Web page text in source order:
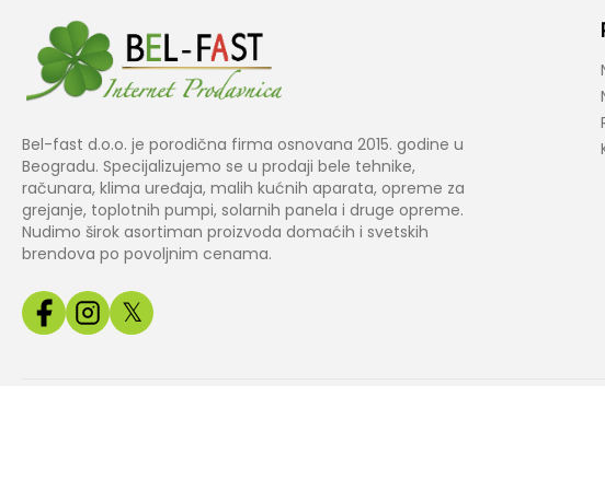
Bel-fast d.o.o. je porodična firma osnovana 2015. godine u
Beogradu. Specijalizujemo se u prodaji bele tehnike,
računara, klima uređaja, malih kućnih aparata, opreme za
grejanje, toplotnih pumpi, solarnih panela i druge opreme.
Nudimo širok asortiman proizvoda domaćih i svetskih
brendova po povoljnim cenama.
𝕏